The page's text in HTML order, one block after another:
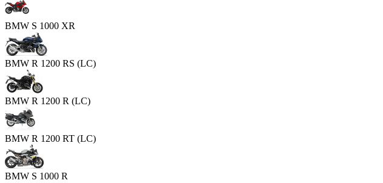
BMW S 1000 XR
BMW R 1200 RS (LC)
BMW R 1200 R (LC)
BMW R 1200 RT (LC)
BMW S 1000 R